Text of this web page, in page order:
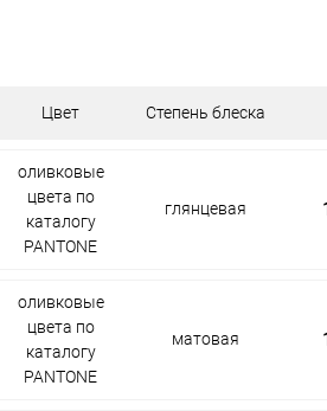
Цвет Степень блеска
оливковые
цвета по
каталогу
PANTONE
глянцевая
оливковые
цвета по
каталогу
PANTONE
матовая